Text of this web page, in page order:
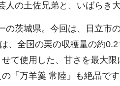
人の土佐兄弟と、いばらき
の茨城県。今回は、日立市
は、全国の栗の収穫量の約
て使用した、甘さを最大
の「万羊羹 常陸」も絶品で